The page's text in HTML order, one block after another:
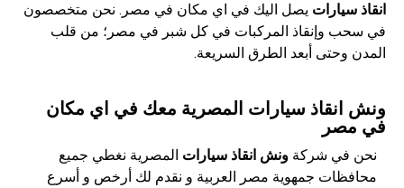
انقاذ سيارات يصل اليك في اي مكان في مصر. نحن متخصصون
في سحب وإنقاذ المركبات في كل شبر في مصر؛ من قلب
المدن وحتى أبعد الطرق السريعة.
ونش انقاذ سيارات المصرية معك في اي مكان
في مصر
نحن في شركة ونش انقاذ سيارات المصرية نغطي جميع
محافظات جمهوية مصر العربية و نقدم لك أرخص و أسرع